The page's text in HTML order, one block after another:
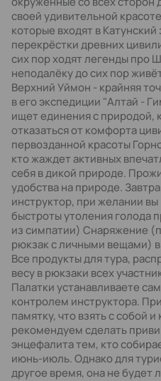
своей удивительной
которые входят в
перекрёстки древних
сих пор ходят легенды про
неподалёку до сих пор
Верхний Уймон - крайняя
в его экспедиции "Алтай -
ищет единения с природой,
отказаться от комфорта
первозданной красоты
кто жаждет активных
себя в дикой природе.
удобства на природе.
инструктор, при желании
быстроты утоления голода
из симпатии) Снаряжение
рюкзак с личными вещами)
Все продукты для тура,
весу в рюкзаки всех
Палатки устанавливаете
контролем инструктора.
памятку, что взять с собой
рекомендуем сделать
энцефалита тем, кто
июнь-июль. Однако для
другое время, она не будет